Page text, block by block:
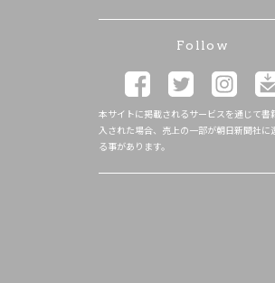
Follow
本サイトに掲載されるサービスを通じて書
入された場合、売上の一部が朝日新聞社に
る事があります。